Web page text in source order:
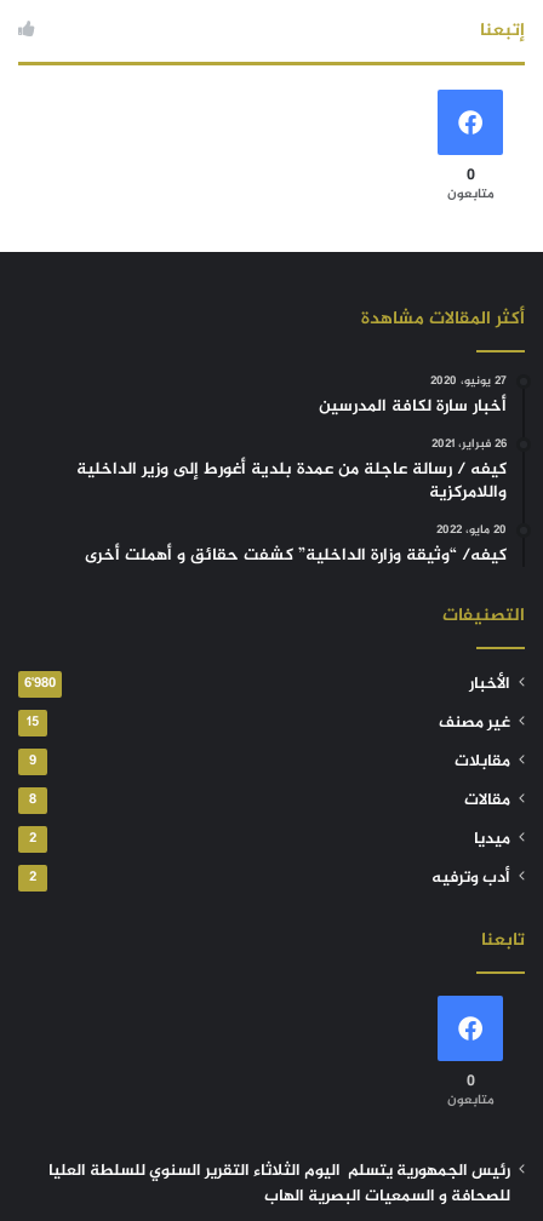
إتبعنا
0
متابعون
أكثر المقالات مشاهدة
27 يونيو، 2020
أخبار سارة لكافة المدرسين
26 فبراير، 2021
كيفه / رسالة عاجلة من عمدة بلدية أغورط إلى وزير الداخلية
واللامركزية
20 مايو، 2022
كيفه/ “وثيقة وزارة الداخلية” كشفت حقائق و أهملت أخرى
التصنيفات
الأخبار 6٬980
غير مصنف 15
مقابلات 9
مقالات 8
ميديا 2
أدب وترفيه 2
تابعنا
0
متابعون
رئيس الجمهورية يتسلم اليوم الثلاثاء التقرير السنوي للسلطة العليا
للصحافة و السمعيات البصرية الهاب